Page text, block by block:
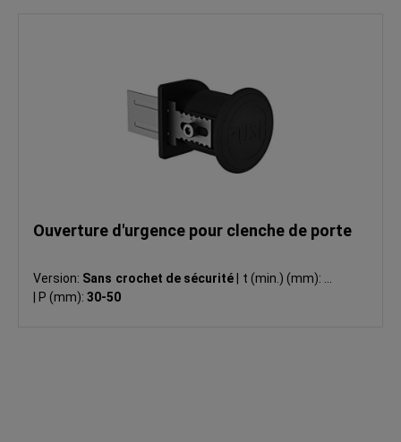
Ouverture d'urgence pour clenche de porte
Version: Sans crochet de sécurité t (min.) (mm):
P (mm): 30-50